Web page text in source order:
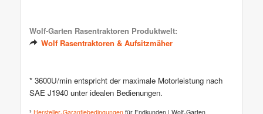
Wolf-Garten Rasentraktoren Produktwelt:
Wolf Rasentraktoren & Aufsitzmäher
* 3600U/min entspricht der maximale Motorleistung nach
SAE J1940 unter idealen Bedienungen.
³ Hersteller-Garantiebedingungenfür Endkunden | Wolf-Garten